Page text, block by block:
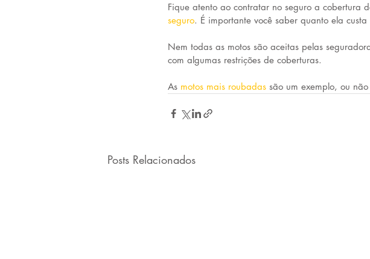
Fique atento ao contratar no seguro a cobertura
seguro. É importante você saber quanto ela custa
Nem todas as motos são aceitas pelas
com algumas restrições de coberturas.
As motos mais roubadas são um exemplo, ou
Posts Relacionados